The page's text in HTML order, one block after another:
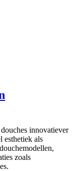
innovatiever
esthetiek als
zoals